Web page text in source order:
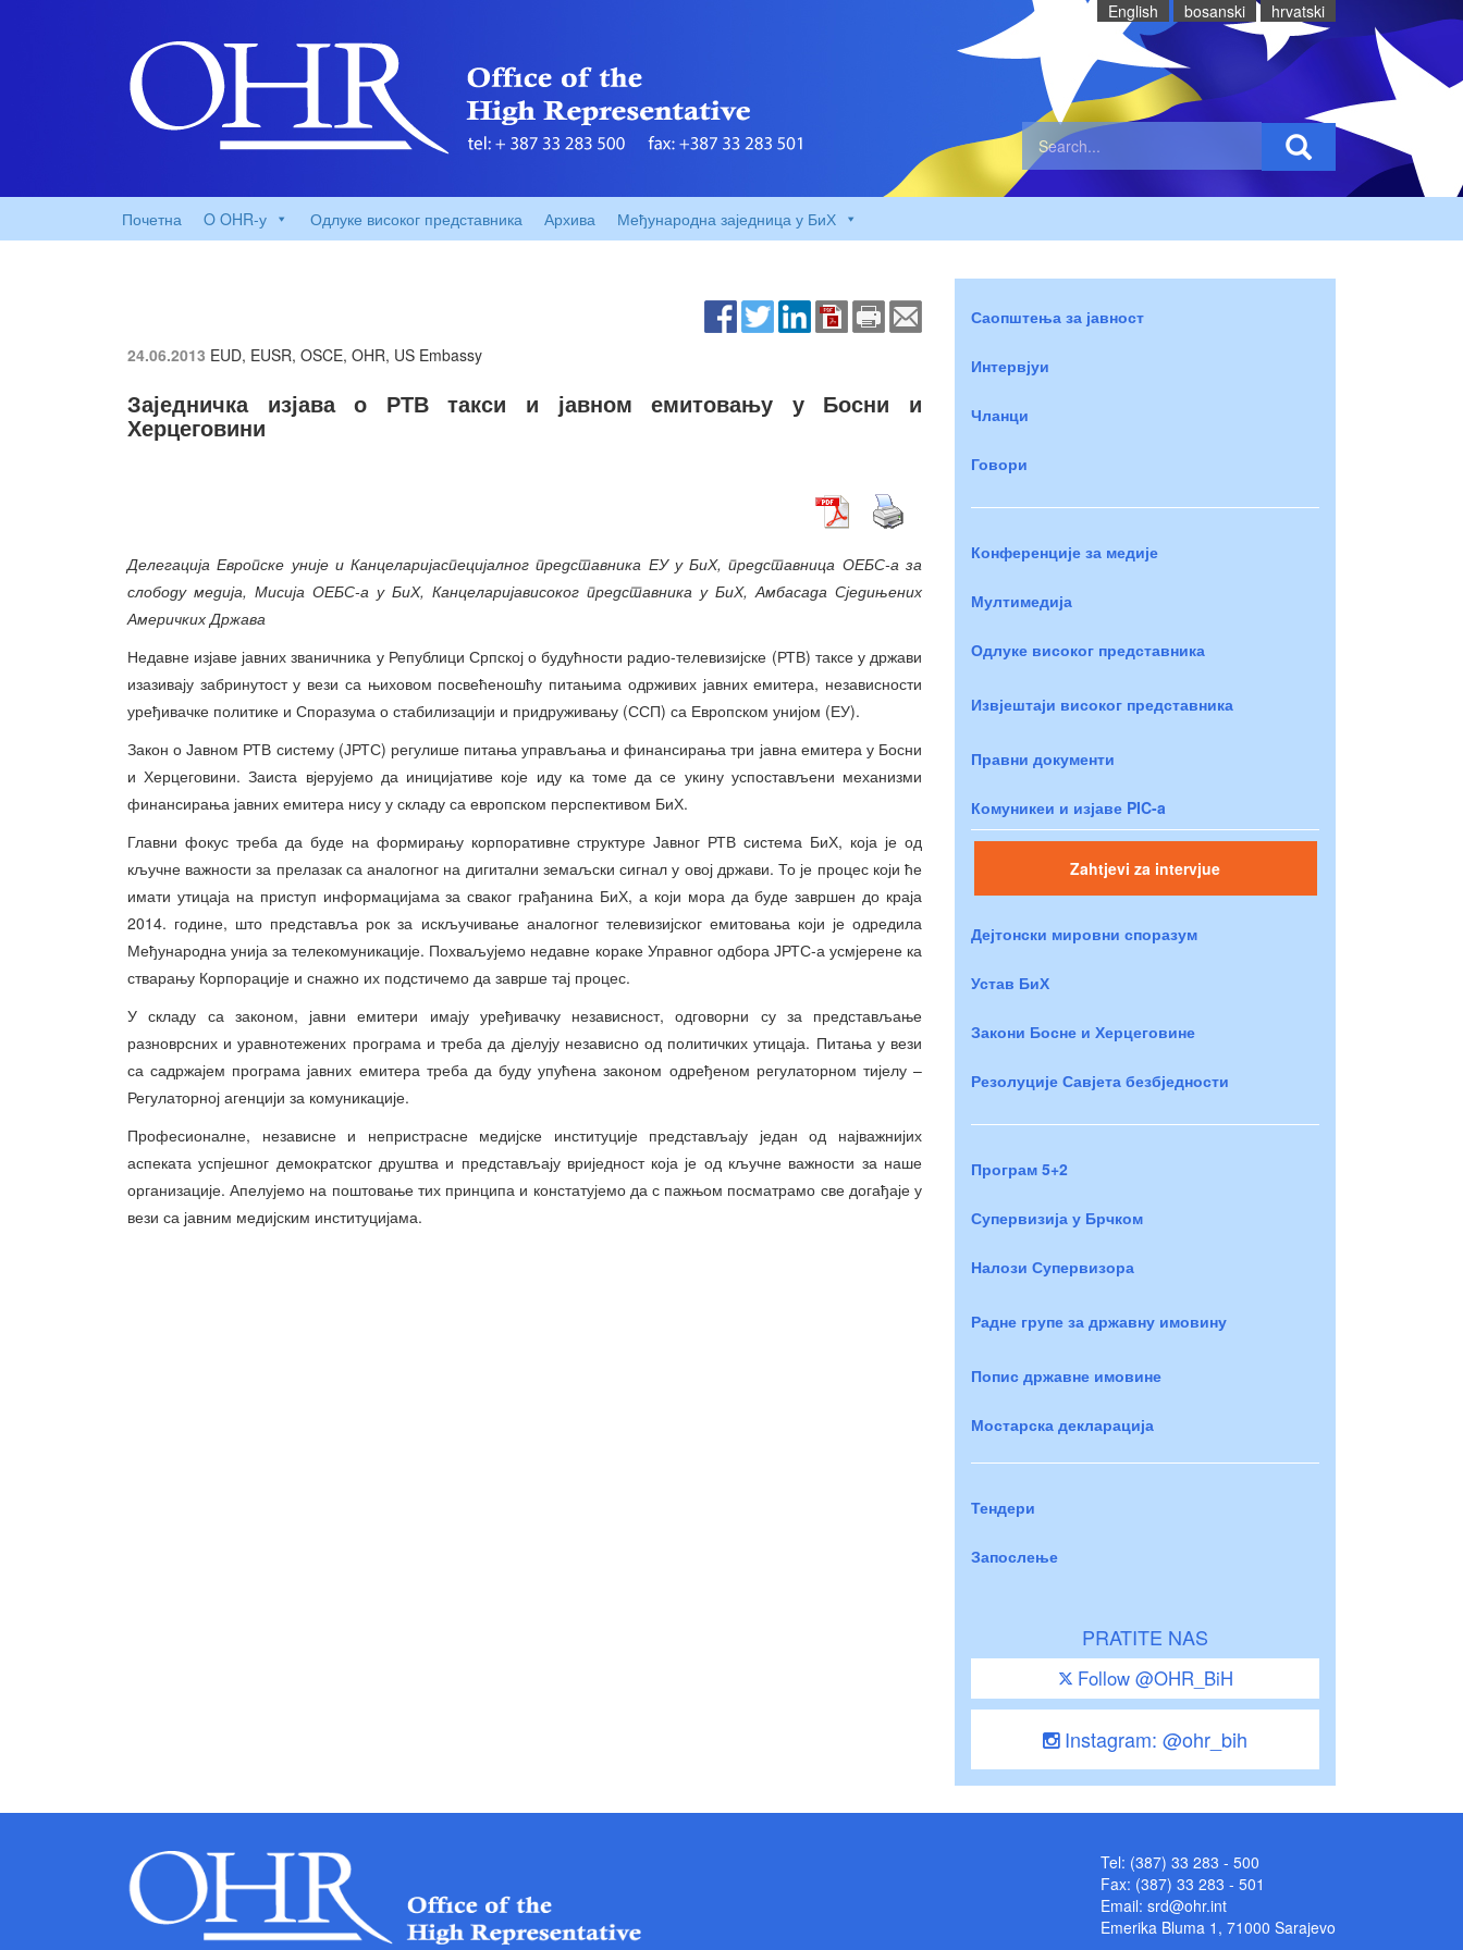
English bosanski hrvatski
Почетна O OHR-у Одлуке високог представника Архива Међународна заједница у БиХ
24.06.2013 EUD, EUSR, OSCE, OHR, US Embassy
Заједничка изјава о РТВ такси и јавном емитовању у Босни и
Херцеговини
Делегација Европске уније иКанцеларијаспецијалног представника ЕУ у БиХ,представница ОЕБС-а за
слободу медија, Мисија ОЕБС-а у БиХ, Канцеларијависоког представника у БиХ, Амбасада Сједињених
Америчких Држава
Недавне изјаве јавних званичника у Републици Српској о будућности радио-телевизијске (РТВ) таксе у држави
изазивају забринутост у вези са њиховом посвећеношћу питањима одрживих јавних емитера, независности
уређивачке политике и Споразума о стабилизацији и придруживању (ССП) са Европском унијом (ЕУ).
Закон о Јавном РТВ систему (ЈРТС) регулише питања управљања и финансирања три јавна емитера у Босни
и Херцеговини. Заиста вјерујемо да иницијативе које иду ка томе да се укину успостављени механизми
финансирања јавних емитера нису у складу са европском перспективом БиХ.
Главни фокус треба да буде на формирању корпоративне структуре Јавног РТВ система БиХ, која је од
кључне важности за прелазак са аналогног на дигитални земаљски сигнал у овој држави. То је процес који ће
имати утицаја на приступ информацијама за сваког грађанина БиХ, а који мора да буде завршен до краја
2014. године, што представља рок за искључивање аналогног телевизијског емитовања који је одредила
Међународна унија за телекомуникације. Похваљујемо недавне кораке Управног одбора ЈРТС-а усмјерене ка
стварању Корпорације и снажно их подстичемо да заврше тај процес.
У складу са законом, јавни емитери имају уређивачку независност, одговорни су за представљање
разноврсних и уравнотежених програма и треба да дјелују независно од политичких утицаја. Питања у вези
са садржајем програма јавних емитера треба да буду упућена законом одређеном регулаторном тијелу –
Регулаторној агенцији за комуникације.
Професионалне, независне и непристрасне медијске институције представљају један од најважнијих
аспеката успјешног демократског друштва и представљају вриједност која је од кључне важности за наше
организације. Апелујемо на поштовање тих принципа и констатујемо да с пажњом посматрамо све догађаје у
вези са јавним медијским институцијама.
Саопштења за јавност
Интервјуи
Чланци
Говори
Конференције за медије
Мултимедија
Одлуке високог представника
Извјештаји високог представника
Правни документи
Комуникеи и изјаве PIC-a
Zahtjevi za intervjue
Дејтонски мировни споразум
Устав БиХ
Закони Босне и Херцеговине
Резолуције Савјета безбједности
Програм 5+2
Супервизија у Брчком
Налози Супервизора
Радне групе за државну имовину
Попис државне имовине
Мостарска декларација
Тендери
Запослење
PRATITE NAS
Follow @OHR_BiH
Instagram: @ohr_bih
Tel: (387) 33 283 - 500
Fax: (387) 33 283 - 501
Email: srd@ohr.int
Emerika Bluma 1, 71000 Sarajevo